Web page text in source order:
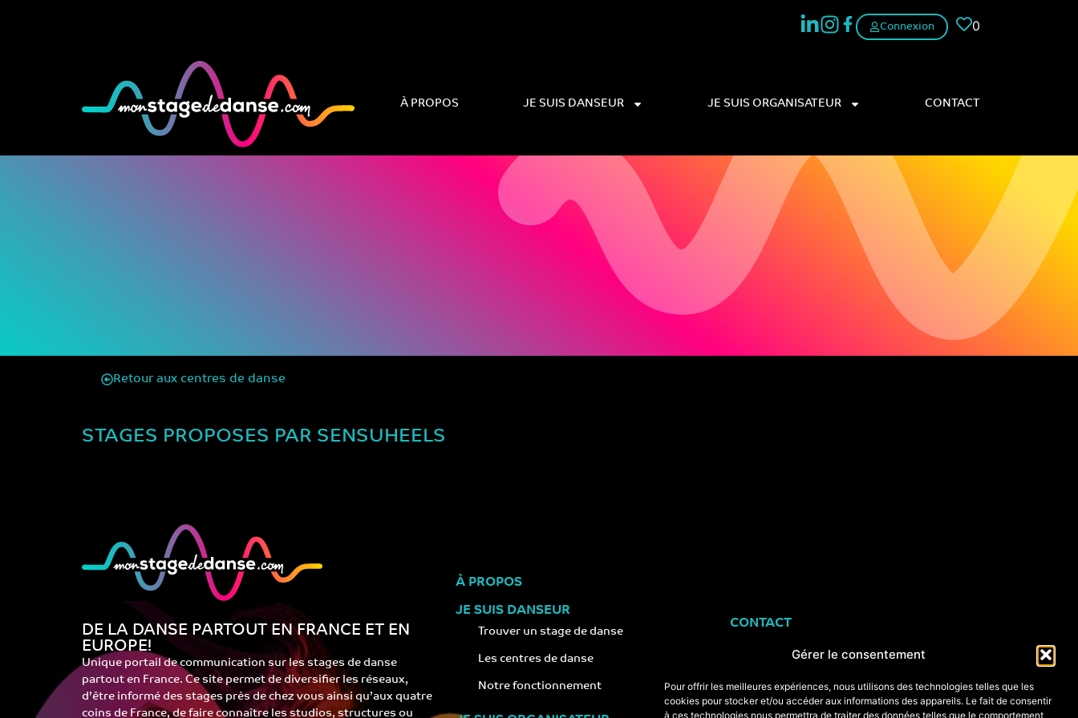
Gérer le consentement
Pour offrir les meilleures expériences, nous utilisons des technologies telles que les
cookies pour stocker et/ou accéder aux informations des appareils. Le fait de consentir
à ces technologies nous permettra de traiter des données telles que le comportement
Connexion 0
À PROPOS JE SUIS DANSEUR JE SUIS ORGANISATEUR CONTACT
Retour aux centres de danse
STAGES PROPOSES PAR SENSUHEELS
DE LA DANSE PARTOUT EN FRANCE ET EN
EUROPE!
Unique portail de communication sur les stages de danse
partout en France. Ce site permet de diversifier les réseaux,
d’être informé des stages près de chez vous ainsi qu’aux quatre
coins de France, de faire connaître les studios, structures ou
À PROPOS
JE SUIS DANSEUR
Trouver un stage de danse
Les centres de danse
Notre fonctionnement
CONTACT
monstagededanse@gmail.com